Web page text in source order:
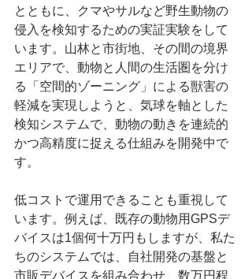
とともに、クマやサルなど野生動物の
侵入を検知するための実証実験をして
います。山林と市街地、その間の境界
エリアで、動物と人間の生活圏を分け
る「空間的ゾーニング」による獣害の
軽減を実現しようと、気球を軸とした
検知システムで、動物の動きを連続的
かつ高精度に捉える仕組みを開発中で
す。
低コストで運用できることも重視して
います。例えば、既存の動物用GPSデ
バイスは1個何十万円もしますが、私た
ちのシステムでは、自社開発の基盤と
市販デバイスを組み合わせ、数万円程